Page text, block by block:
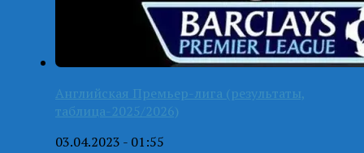
Английская Премьер-лига (результаты,
таблица-2025/2026)
03.04.2023 - 01:55